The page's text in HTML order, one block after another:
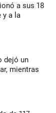
a sus 18
y a la
dejó un
mientras